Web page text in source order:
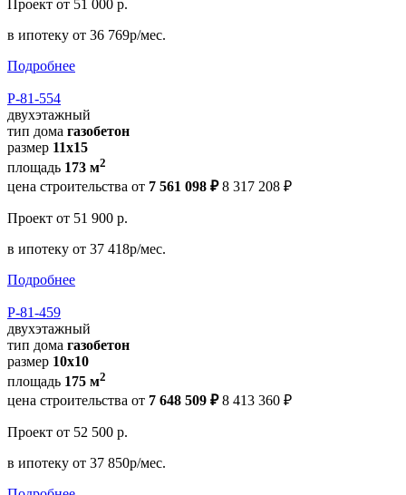
Проект от 51 000 р.
в ипотеку от 36 769р/мес.
Подробнее
Р-81-554
двухэтажный
тип дома газобетон
размер 11х15
площадь 173 м2
цена строительства от 7 561 098 ₽ 8 317 208 ₽
Проект от 51 900 р.
в ипотеку от 37 418р/мес.
Подробнее
Р-81-459
двухэтажный
тип дома газобетон
размер 10х10
площадь 175 м2
цена строительства от 7 648 509 ₽ 8 413 360 ₽
Проект от 52 500 р.
в ипотеку от 37 850р/мес.